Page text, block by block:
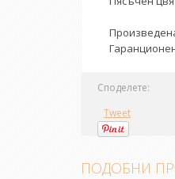
Споделете:
Tweet
ПОДОБНИ